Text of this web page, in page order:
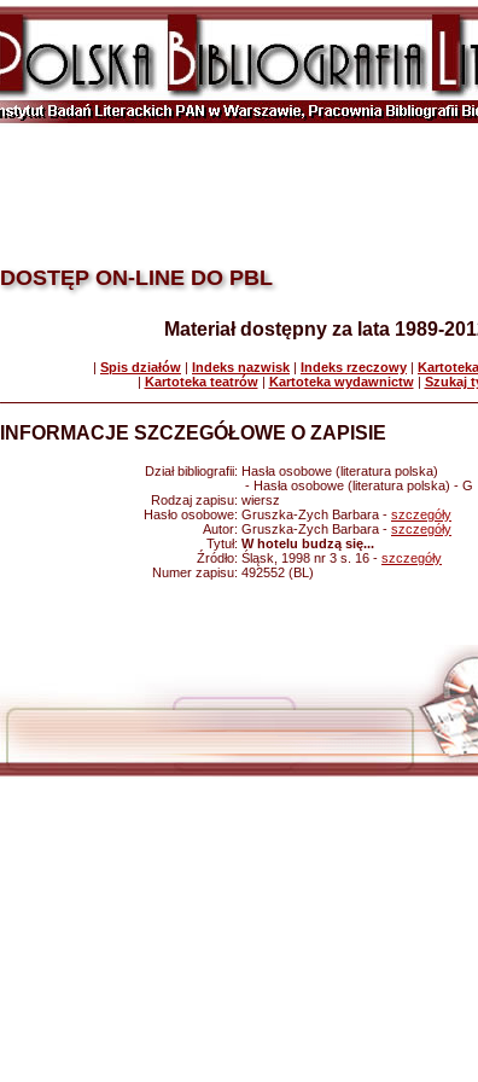
DOSTĘP ON-LINE DO PBL
Materiał dostępny za lata 1989-
| Spis działów | Indeks nazwisk | Indeks rzeczowy |
| Kartoteka teatrów| Kartoteka wydawnictw| Szukaj
INFORMACJE SZCZEGÓŁOWE O ZAPISIE
Dział bibliografii: Hasła osobowe (literatura polska)
- Hasła osobowe (literatura polska) - G
Rodzaj zapisu: wiersz
Hasło osobowe: Gruszka-Zych Barbara - szczegóły
Autor: Gruszka-Zych Barbara - szczegóły
Tytuł: W hotelu budzą się...
Źródło: Śląsk, 1998 nr 3 s. 16 - szczegóły
Numer zapisu: 492552 (BL)